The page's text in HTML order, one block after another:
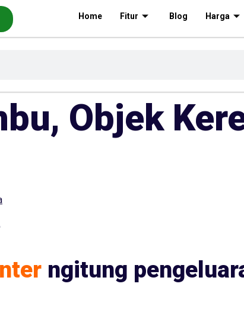
Home Fitur Blog Harga
Objek
ngitung